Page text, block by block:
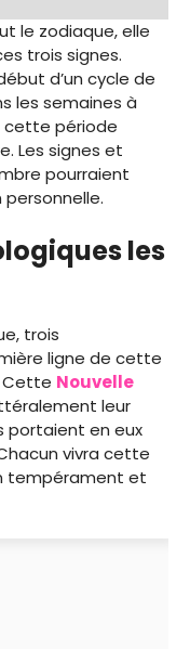
le zodiaque, elle
trois signes.
d’un cycle de
les semaines à
cette période
Les signes et
pourraient
les
trois
ligne de cette
Cette Nouvelle
leur
portaient en eux
vivra cette
tempérament et